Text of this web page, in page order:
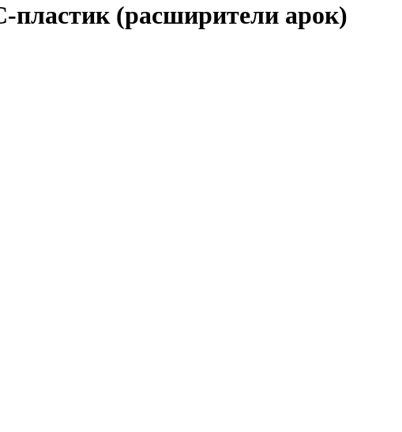
(расширители арок)